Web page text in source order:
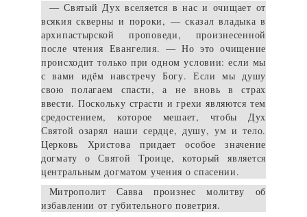
— Святый Дух вселяется в нас и очищает от
всякия скверны и пороки, — сказал владыка в
архипастырской проповеди, произнесенной
после чтения Евангелия. — Но это очищение
происходит только при одном условии: если мы
с вами идём навстречу Богу. Если мы душу
свою полагаем спасти, а не вновь в страх
ввести. Поскольку страсти и грехи являются тем
средостением, которое мешает, чтобы Дух
Святой озарял наши сердце, душу, ум и тело.
Церковь Христова придает особое значение
догмату о Святой Троице, который является
центральным догматом учения о спасении.
Митрополит Савва произнес молитву об
избавлении от губительного поветрия.